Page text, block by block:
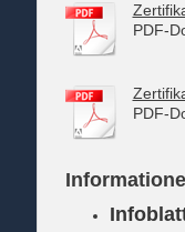
PDF-
PDF-